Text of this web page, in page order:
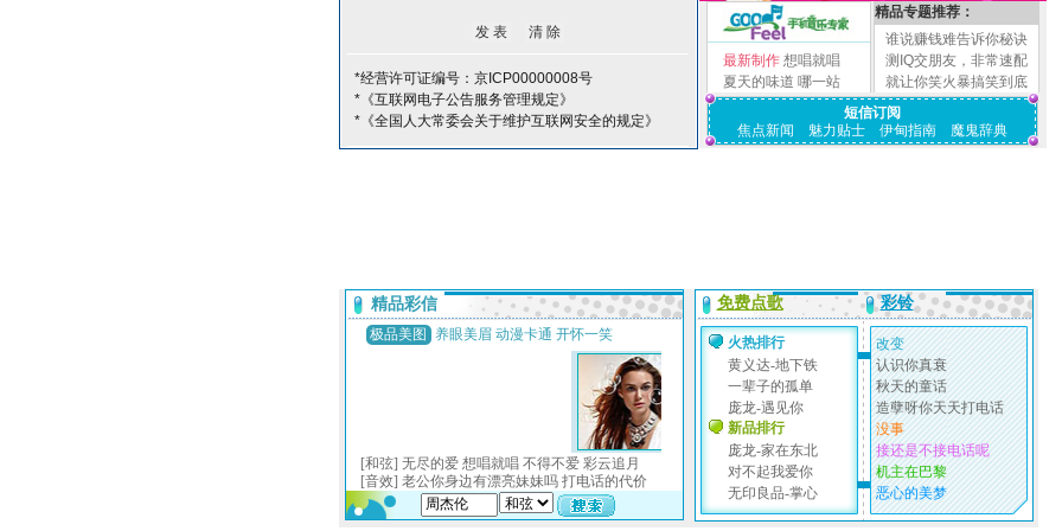
*经营许可证编号：京ICP00000008号
*《互联网电子公告服务管理规定》
*《全国人大常委会关于维护互联网安全的规定》
最新制作 想唱就唱
夏天的味道 哪一站
精品专题推荐：
谁说赚钱难告诉你秘诀
测IQ交朋友，非常速配
就让你笑火暴搞笑到底
短信订阅
焦点新闻
魅力贴士 伊甸指南 魔鬼辞典